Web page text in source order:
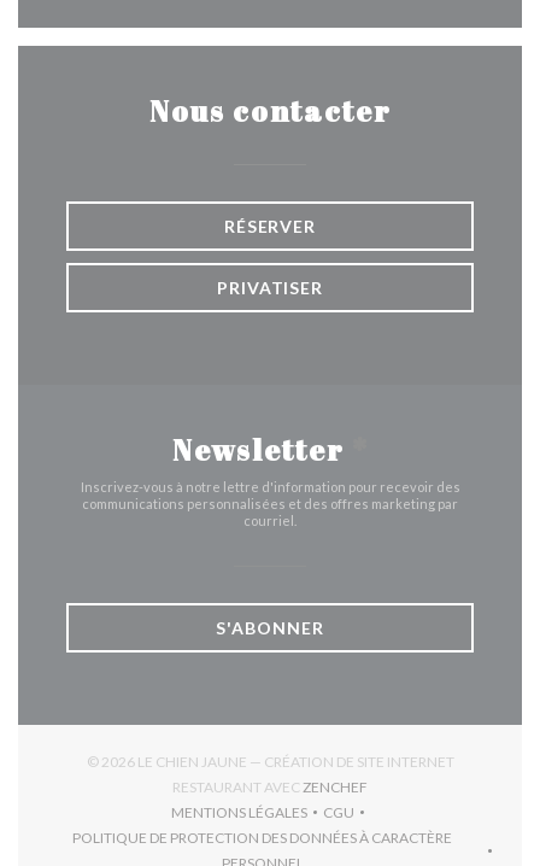
Nous contacter
RÉSERVER
PRIVATISER
Newsletter
Inscrivez-vous à notre lettre d'information pour recevoir des
communications personnalisées et des offres marketing par
courriel.
S'ABONNER
© 2026 LE CHIEN JAUNE — CRÉATION DE SITE INTERNET
RESTAURANT AVEC ZENCHEF
MENTIONS LÉGALES
((OUVRE UNE NOUVELLE FENÊTRE))
CGU
((OUVRE UNE NOUVELLE
POLITIQUE DE PROTECTION DES DONNÉES À CARACTÈRE
((OUVRE UNE NOUVELLE FENÊTRE))